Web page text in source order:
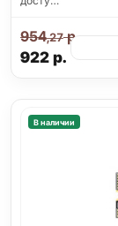
922р.
954,27р.
В наличии